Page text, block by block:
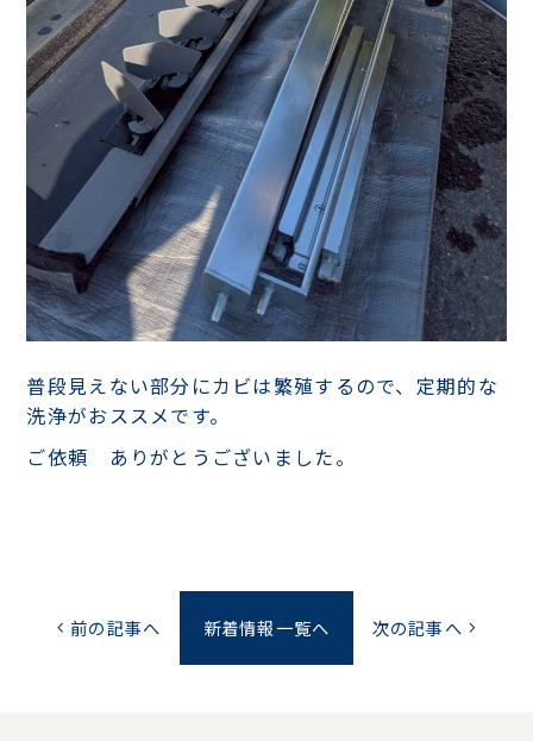
普段見えない部分にカビは繁殖するので、定期的な
洗浄がおススメです。
ご依頼 ありがとうございました。
chevron_left 前の記事へ 新着情報一覧へ 次の記事へ chevron_right